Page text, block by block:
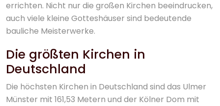
errichten. Nicht nur die großen Kirchen beeindrucken,
auch viele kleine Gotteshäuser sind bedeutende
bauliche Meisterwerke.
Die größten Kirchen in
Deutschland
Die höchsten Kirchen in Deutschland sind das Ulmer
Münster mit 161,53 Metern und der Kölner Dom mit